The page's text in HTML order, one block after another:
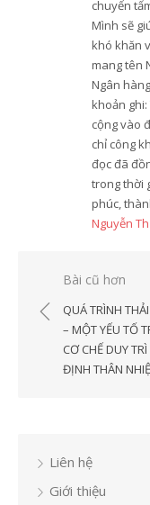
chuyển
Mình sẽ
khó khăn
mang tên
Ngân
khoản
cộng vào
chỉ công
đọc đã
trong thời
phúc,
Nguyễn
Điều
hướng
viết
Bài cũ hơn
QUÁ TRÌNH
– MỘT YẾU TỐ
CƠ CHẾ DUY
ĐỊNH THÂN
Liên hệ
Giới thiệu